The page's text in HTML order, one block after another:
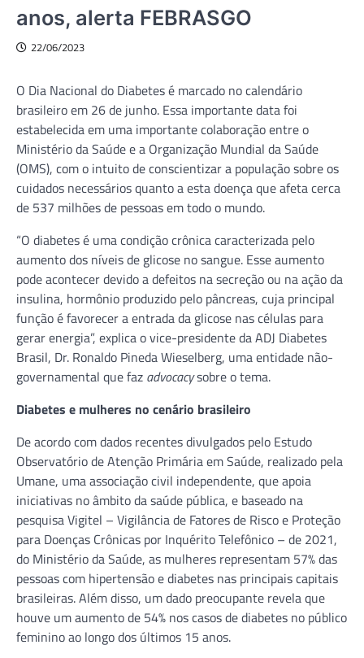
anos, alerta FEBRASGO
22/06/2023
O Dia Nacional do Diabetes é marcado no calendário
brasileiro em 26 de junho. Essa importante data foi
estabelecida em uma importante colaboração entre o
Ministério da Saúde e a Organização Mundial da Saúde
(OMS), com o intuito de conscientizar a população sobre os
cuidados necessários quanto a esta doença que afeta cerca
de 537 milhões de pessoas em todo o mundo.
“O diabetes é uma condição crônica caracterizada pelo
aumento dos níveis de glicose no sangue. Esse aumento
pode acontecer devido a defeitos na secreção ou na ação da
insulina, hormônio produzido pelo pâncreas, cuja principal
função é favorecer a entrada da glicose nas células para
gerar energia”, explica o vice-presidente da ADJ Diabetes
Brasil, Dr. Ronaldo Pineda Wieselberg, uma entidade não-
governamental que faz advocacysobre o tema.
Diabetes e mulheres no cenário brasileiro
De acordo com dados recentes divulgados pelo Estudo
Observatório de Atenção Primária em Saúde, realizado pela
Umane, uma associação civil independente, que apoia
iniciativas no âmbito da saúde pública, e baseado na
pesquisa Vigitel – Vigilância de Fatores de Risco e Proteção
para Doenças Crônicas por Inquérito Telefônico – de 2021,
do Ministério da Saúde, as mulheres representam 57% das
pessoas com hipertensão e diabetes nas principais capitais
brasileiras. Além disso, um dado preocupante revela que
houve um aumento de 54% nos casos de diabetes no público
feminino ao longo dos últimos 15 anos.